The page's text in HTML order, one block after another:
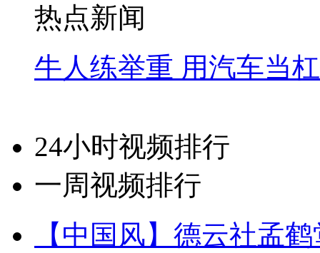
热点新闻
牛人练举重 用汽车当
24小时视频排行
一周视频排行
【中国风】德云社孟